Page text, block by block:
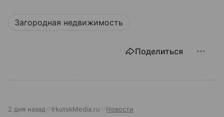
Загородная недвижимость
Поделиться
2 дня назад IrkutskMedia.ru Новости